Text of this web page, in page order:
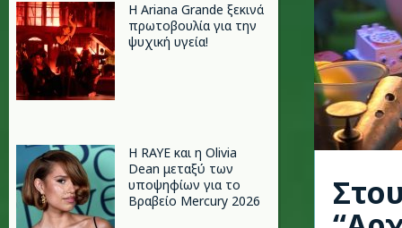
Η Ariana Grande ξεκινά
πρωτοβουλία για την
ψυχική υγεία!
Η RAYE και η Olivia
Dean μεταξύ των
υποψηφίων για το
Βραβείο Mercury 2026